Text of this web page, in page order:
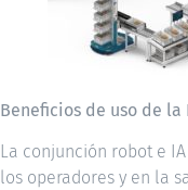
Beneficios de uso de
La conjunción robot e
los operadores y en la